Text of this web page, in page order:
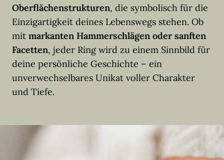
Oberflächenstrukturen, die symbolisch für die
Einzigartigkeit deines Lebenswegs stehen. Ob
mit markanten Hammerschlägen oder sanften
Facetten, jeder Ring wird zu einem Sinnbild für
deine persönliche Geschichte – ein
unverwechselbares Unikat voller Charakter
und Tiefe.